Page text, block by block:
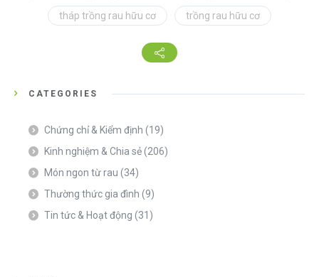
tháp trồng rau hữu cơ trồng rau hữu cơ
CATEGORIES
Chứng chỉ & Kiểm định (19)
Kinh nghiệm & Chia sẻ(206)
Món ngon từ rau (34)
Thường thức gia đình (9)
Tin tức & Hoạt động (31)